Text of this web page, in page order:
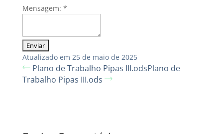
Mensagem: *
Atualizado em 25 de maio de 2025
Plano de Trabalho Pipas III.odsPlano de
Trabalho Pipas III.ods